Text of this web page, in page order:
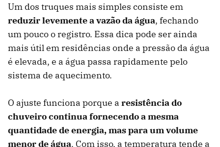
Um dos truques mais simples consiste em
reduzir levemente a vazão da água, fechando
um pouco o registro. Essa dica pode ser ainda
mais útil em residências onde a pressão da água
é elevada, e a água passa rapidamente pelo
sistema de aquecimento.
O ajuste funciona porque a resistência do
chuveiro continua fornecendo a mesma
quantidade de energia, mas para um volume
menor de água. Com isso, a temperatura tende a